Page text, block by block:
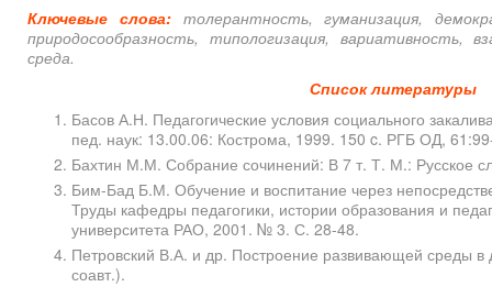
Ключевые слова:толерантность, гуманизация,
природосообразность, типологизация, вариативность,
среда.
Список литературы
Басов А.Н. Педагогические условия социального
пед. наук: 13.00.06: Кострома, 1999. 150 c. РГБ ОД,
Бахтин М.М. Собрание сочинений: В 7 т. Т. М.: Русское
Бим-Бад Б.М. Обучение и воспитание через
Труды кафедры педагогики, истории образования и
университета РАО, 2001. № 3. С. 28-48.
Петровский В.А. и др. Построение развивающей среды
соавт.).